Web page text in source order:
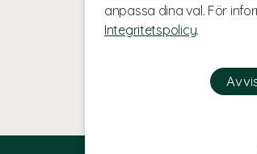
anpassa dina val. För
Integritetspolicy.